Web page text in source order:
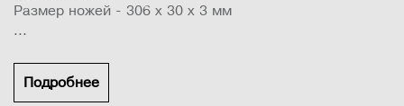
Размер ножей - 306 х 30 х 3 мм
...
Подробнее